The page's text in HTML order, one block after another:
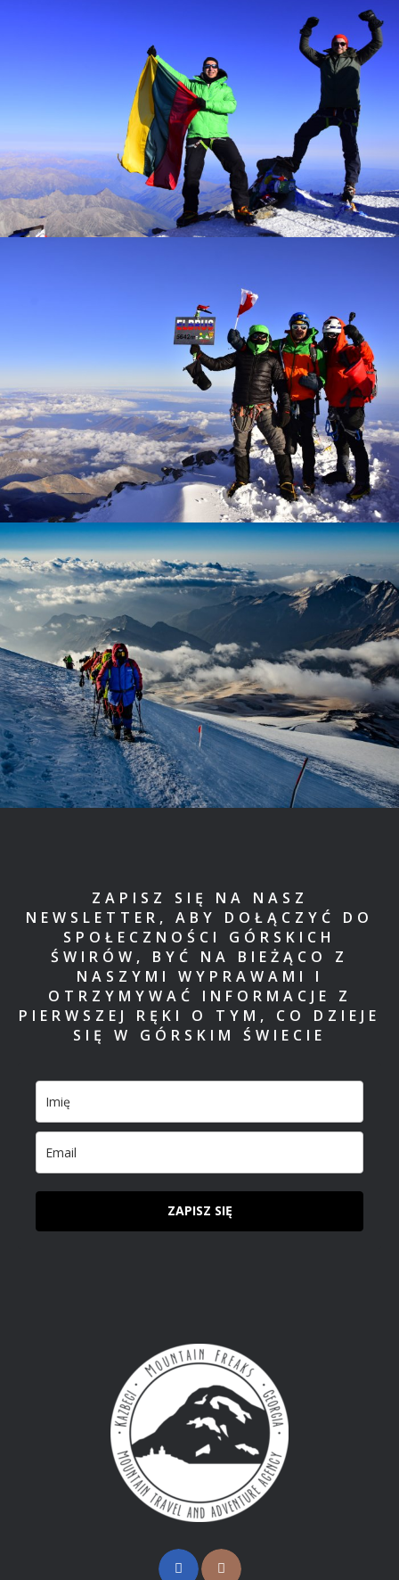
ZAPISZ SIĘ NA NASZ
NEWSLETTER, ABY DOŁĄCZYĆ DO
SPOŁECZNOŚCI GÓRSKICH
ŚWIRÓW, BYĆ NA BIEŻĄCO Z
NASZYMI WYPRAWAMI I
OTRZYMYWAĆ INFORMACJE Z
PIERWSZEJ RĘKI O TYM, CO DZIEJE
SIĘ W GÓRSKIM ŚWIECIE
ZAPISZ SIĘ